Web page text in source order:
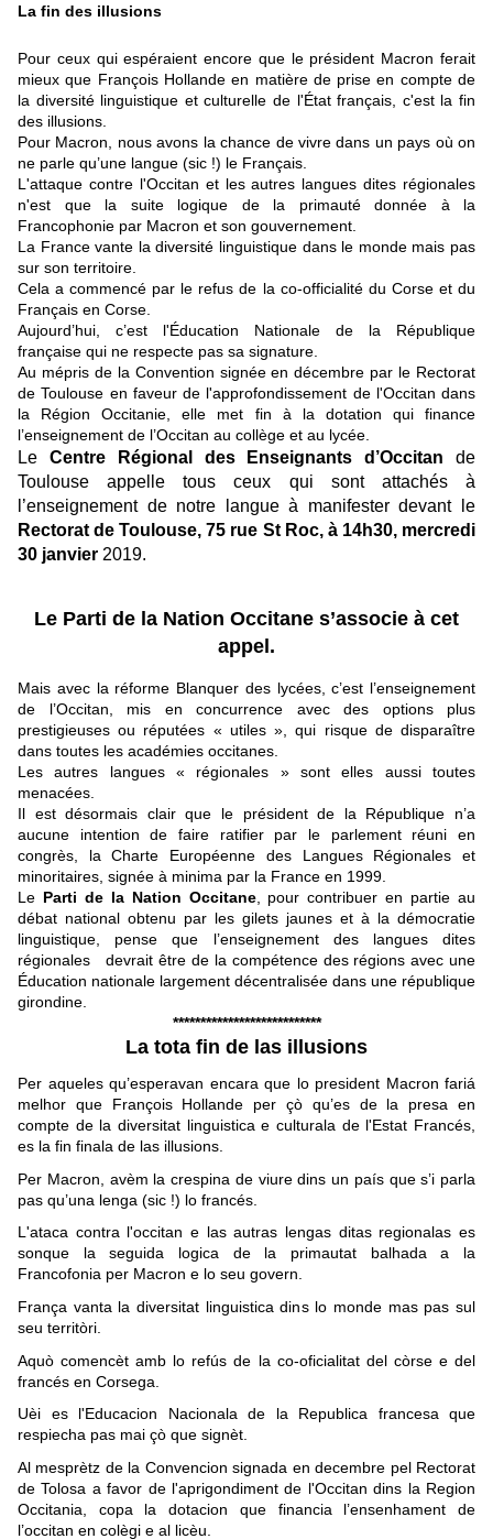
La fin des illusions
Pour ceux qui espéraient encore que le président Macron ferait
mieux que François Hollande en matière de prise en compte de
la diversité linguistique et culturelle de l'État français, c'est la fin
des illusions.
Pour Macron, nous avons la chance de vivre dans un pays où on
ne parle qu’une langue (sic !) le Français.
L'attaque contre l'Occitan et les autres langues dites régionales
n'est que la suite logique de la primauté donnée à la
Francophonie par Macron et son gouvernement.
La France vante la diversité linguistique dans le monde mais pas
sur son territoire.
Cela a commencé par le refus de la co-officialité du Corse et du
Français en Corse.
Aujourd’hui, c’est l'Éducation Nationale de la République
française qui ne respecte pas sa signature.
Au mépris de la Convention signée en décembre par le Rectorat
de Toulouse en faveur de l'approfondissement de l'Occitan dans
la Région Occitanie, elle met fin à la dotation qui finance
l’enseignement de l’Occitan au collège et au lycée.
Le Centre Régional des Enseignants d’Occitan de
Toulouse appelle tous ceux qui sont attachés à
l’enseignement de notre langue à manifester devant le
Rectorat de Toulouse, 75 rue St Roc, à 14h30, mercredi
30 janvier 2019.
Le Parti de la Nation Occitane s’associe à cet
appel.
Mais avec la réforme Blanquer des lycées, c’est l’enseignement
de l’Occitan, mis en concurrence avec des options plus
prestigieuses ou réputées « utiles », qui risque de disparaître
dans toutes les académies occitanes.
Les autres langues « régionales » sont elles aussi toutes
menacées.
Il est désormais clair que le président de la République n’a
aucune intention de faire ratifier par le parlement réuni en
congrès, la Charte Européenne des Langues Régionales et
minoritaires, signée à minima par la France en 1999.
Le Parti de la Nation Occitane, pour contribuer en partie au
débat national obtenu par les gilets jaunes et à la démocratie
linguistique, pense que l’enseignement des langues dites
régionales devrait être de la compétence des régions avec une
Éducation nationale largement décentralisée dans une république
girondine.
***************************
La tota fin de las illusions
Per aqueles qu’esperavan encara que lo president Macron fariá
melhor que François Hollande per çò qu’es de la presa en
compte de la diversitat linguistica e culturala de l'Estat Francés,
es la fin finala de las illusions.
Per Macron, avèm la crespina de viure dins un país que s’i parla
pas qu’una lenga (sic !) lo francés.
L'ataca contra l'occitan e las autras lengas ditas regionalas es
sonque la seguida logica de la primautat balhada a la
Francofonia per Macron e lo seu govern.
França vanta la diversitat linguistica dins lo monde mas pas sul
seu territòri.
Aquò comencèt amb lo refús de la co-oficialitat del còrse e del
francés en Corsega.
Uèi es l'Educacion Nacionala de la Republica francesa que
respiecha pas mai çò que signèt.
Al mesprètz de la Convencion signada en decembre pel Rectorat
de Tolosa a favor de l'aprigondiment de l'Occitan dins la Region
Occitania, copa la dotacion que financia l’ensenhament de
l’occitan en colègi e al licèu.